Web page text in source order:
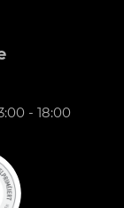
- 18:00